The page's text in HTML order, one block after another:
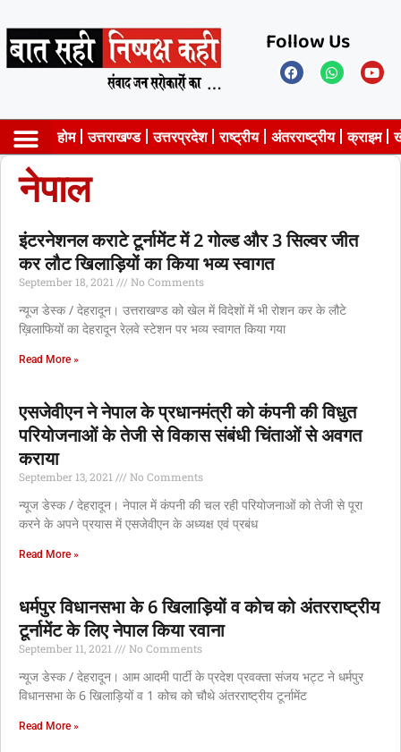
Follow Us
होम उत्तराखण्ड उत्तरप्रदेश राष्ट्रीय अंतरराष्ट्रीय क्राइम
नेपाल
इंटरनेशनल कराटे टूर्नामेंट में 2 गोल्ड और 3 सिल्वर जीत
कर लौट खिलाड़ियों का किया भव्य स्वागत
September 18, 2021 No Comments
न्यूज डेस्क / देहरादून। उत्तराखण्ड को खेल में विदेशों में भी रोशन कर के लौटे
ख़िलाफियों का देहरादून रेलवे स्टेशन पर भव्य स्वागत किया गया
Read More »
एसजेवीएन ने नेपाल के प्रधानमंत्री को कंपनी की विधुत
परियोजनाओं के तेजी से विकास संबंधी चिंताओं से अवगत
कराया
September 13, 2021 No Comments
न्यूज डेस्क / देहरादून। नेपाल में कंपनी की चल रही परियोजनाओं को तेजी से पूरा
करने के अपने प्रयास में एसजेवीएन के अध्यक्ष एवं प्रबंध
Read More »
धर्मपुर विधानसभा के 6 खिलाड़ियों व कोच को अंतरराष्ट्रीय
टूर्नामेंट के लिए नेपाल किया रवाना
September 11, 2021 No Comments
न्यूज डेस्क / देहरादून। आम आदमी पार्टी के प्रदेश प्रवक्ता संजय भट्ट ने धर्मपुर
विधानसभा के 6 खिलाड़ियों व 1 कोच को चौथे अंतरराष्ट्रीय टूर्नामेंट
Read More »